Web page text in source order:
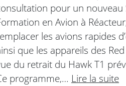
pour un nouveau
en Avion à
les avions rapides
que les appareils des
du retrait du Hawk T1
programme,… Lire la suite